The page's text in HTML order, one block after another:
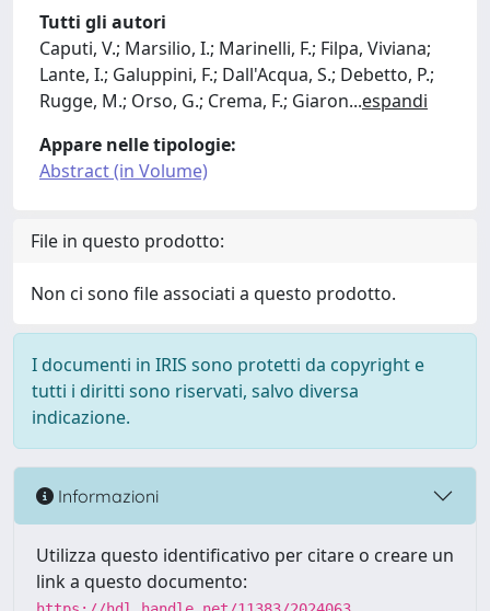
Tutti gli autori
Caputi, V.; Marsilio, I.; Marinelli, F.; Filpa, Viviana;
Lante, I.; Galuppini, F.; Dall'Acqua, S.; Debetto, P.;
Rugge, M.; Orso, G.; Crema, F.; Giaron...espandi
Appare nelle tipologie:
Abstract (in Volume)
File in questo prodotto:
Non ci sono file associati a questo prodotto.
I documenti in IRIS sono protetti da copyright e
tutti i diritti sono riservati, salvo diversa
indicazione.
Informazioni
Utilizza questo identificativo per citare o creare un
link a questo documento: